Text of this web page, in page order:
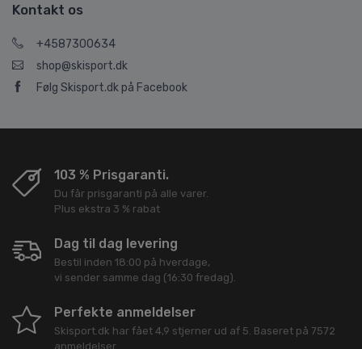
Kontakt os
+4587300634
shop@skisport.dk
Følg Skisport.dk på Facebook
103 % Prisgaranti.
Du får prisgaranti på alle varer.
Plus ekstra 3 % rabat
Dag til dag levering
Bestil inden 18:00 på hverdage,
vi sender samme dag (16:30 fredag).
Perfekte anmeldelser
Skisport.dk har fået 4,9 stjerner ud af 5. Baseret på 7572
anmeldelser.